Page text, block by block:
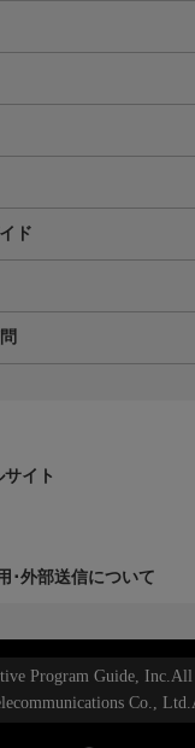
ド
イト
･外部送信について
Program Guide, Inc.All
Co.,